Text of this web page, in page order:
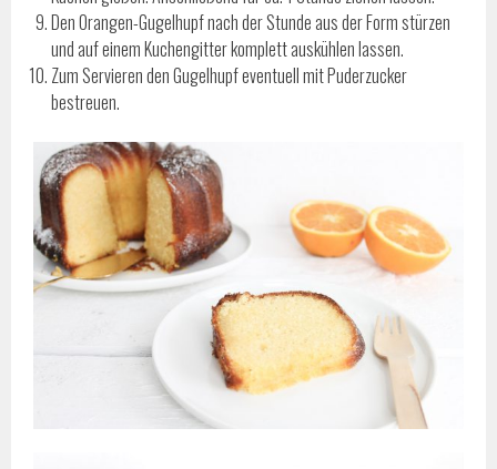
Den Orangen-Gugelhupf nach der Stunde aus der Form stürzen
und auf einem Kuchengitter komplett auskühlen lassen.
Zum Servieren den Gugelhupf eventuell mit Puderzucker
bestreuen.